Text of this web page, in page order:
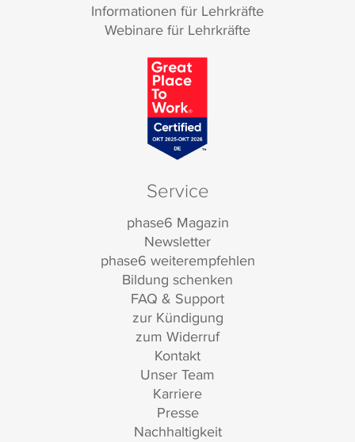
Informationen für Lehrkräfte
Webinare für Lehrkräfte
Service
phase6 Magazin
Newsletter
phase6 weiterempfehlen
Bildung schenken
FAQ & Support
zur Kündigung
zum Widerruf
Kontakt
Unser Team
Karriere
Presse
Nachhaltigkeit